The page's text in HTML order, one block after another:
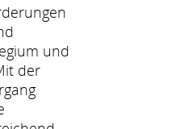
und
der